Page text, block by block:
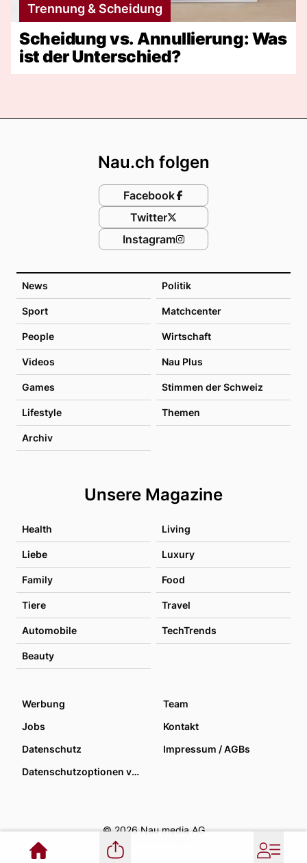
Trennung & Scheidung
Scheidung vs. Annullierung: Was
ist der Unterschied?
News Politik
Sport Matchcenter
People Wirtschaft
Videos Nau Plus
Games Stimmen der Schweiz
Lifestyle Themen
Archiv
Unsere Magazine
Health Living
Liebe Luxury
Family Food
Tiere Travel
Automobile TechTrends
Beauty
Nau.ch folgen
Facebook
Twitter
Instagram
Werbung
Team
Jobs
Kontakt
Datenschutz
Impressum / AGBs
Datenschutzoptionen verwalten
© 2026 Nau media AG